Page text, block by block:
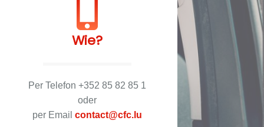
Wie?
Per Telefon +352 85 82 85 1
oder
per Email contact@cfc.lu